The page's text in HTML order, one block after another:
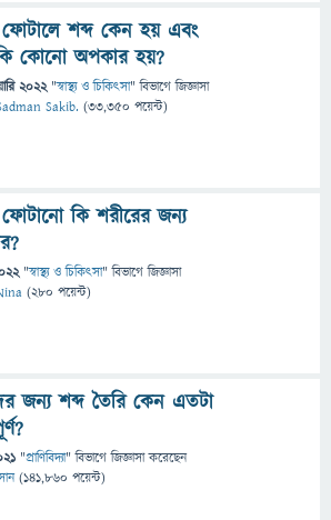
শব্দ কেন হয় এবং
কোনো অপকার হয়?
2022 "স্বাস্থ্য ও চিকিৎসা" বিভাগে জিজ্ঞাসা
Sakib. (33,350 পয়েন্ট)
কি শরীরের জন্য
"স্বাস্থ্য ও চিকিৎসা" বিভাগে জিজ্ঞাসা
(280 পয়েন্ট)
জন্য শব্দ তৈরি কেন এতটা
"প্রাণিবিদ্যা" বিভাগে জিজ্ঞাসাকরেছেন
(141,860 পয়েন্ট)